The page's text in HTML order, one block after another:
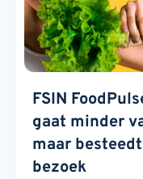
FSIN
gaat minder
maar
bezoek